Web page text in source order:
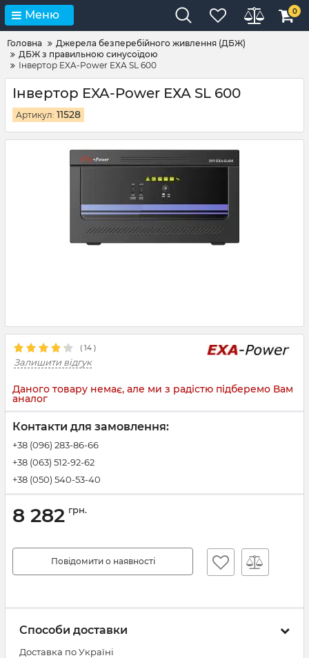
Меню 0
Головна
Джерела безперебійного живлення (ДБЖ)
ДБЖ з правильною синусоїдою
Інвертор EXA-Power ЕХА SL 600
Інвертор EXA-Power ЕХА SL 600
Артикул: 11528
( 14 )
Залишити відгук
Даного товару немає, але ми з радістю підберемо Вам
аналог
Контакти для замовлення:
+38 (096) 283-86-66
+38 (063) 512-92-62
+38 (050) 540-53-40
8 282 грн.
Повідомити о наявності
Способи доставки
Доставка по Україні